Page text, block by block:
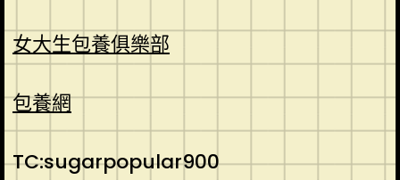
女大生包養俱樂部
包養網
TC:sugarpopular900